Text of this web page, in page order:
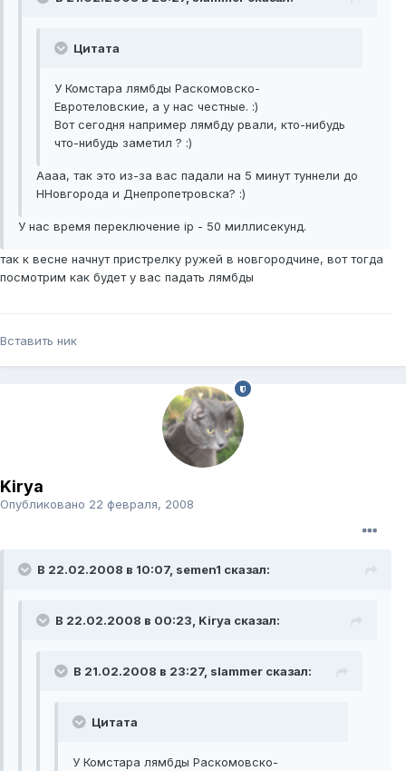
Цитата
У Комстара лямбды Раскомовско-
Евротеловские, а у нас честные. :)
Вот сегодня например лямбду рвали, кто-нибудь
что-нибудь заметил ? :)
Аааа, так это из-за вас падали на 5 минут туннели до
ННовгорода и Днепропетровска? :)
У нас время переключение ip - 50 миллисекунд.
так к весне начнут пристрелку ружей в новгородчине, вот тогда
посмотрим как будет у вас падать лямбды
Вставить ник
Kirya
Опубликовано 22 февраля, 2008
В 22.02.2008 в 10:07, semen1 сказал:
В 22.02.2008 в 00:23, Kirya сказал:
В 21.02.2008 в 23:27, slammer сказал:
Цитата
У Комстара лямбды Раскомовско-